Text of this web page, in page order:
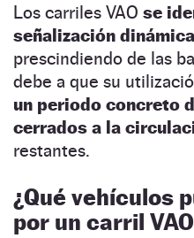
Los carriles VAO se
señalización
prescindiendo de las
debe a que su
un periodo concreto
cerrados a la
restantes.
¿Qué vehículos
por un carril